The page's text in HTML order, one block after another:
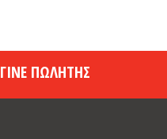
ΓΙΝΕ ΠΩΛΗΤΗΣ